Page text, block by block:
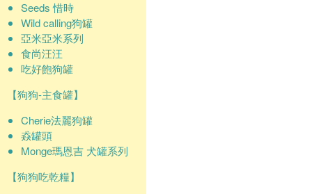
Seeds 惜時
Wild calling狗罐
亞米亞米系列
食尚汪汪
吃好飽狗罐
【狗狗-主食罐】
Cherie法麗狗罐
猋罐頭
Monge瑪恩吉 犬罐系列
【狗狗吃乾糧】